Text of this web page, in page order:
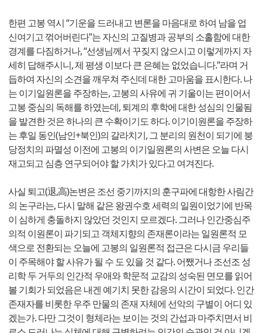
한편 고봉 역시 “기운을 드러내고 변론을 마음대로 하여 남을 업
신여기고 꺾어버린다”는 자신의 고질병과 공부의 소홀함에 대한
경계를 다짐하거나, “선생님께서 꾸짖지 않으시고 이렇게까지 자
세히 답해주시니, 제 평생 이보다 큰 은혜는 없었습니다.”라며 거
듭하여 자신의 소견을 깨우쳐 주신데 대한 고마움을 표시한다. 나
는 이기일원론을 주장하는, 고봉의 사유에 귀 기울이는 편이어서
고봉 중심의 독해를 하였는데, 퇴계의 후학에 대한 성심의 인물됨
을 발견한 것은 하나의 큰 수확이기도 하다. 이기이원론을 주장하
는 후일 동인(남인+북인)의 갈라치기, 그 분리의 원천이 되기에 붕
당정치의 파멸성 이전에 고봉의 이기일원론의 사변은 오늘 다시
재고되고 심층 연구되어야 할 가치가 있다고 여겨진다.
사실 퇴고(退,高)논변은 조선 중기까지의 훈구파에 대항한 사림간
의 논구라는, 다시 말해 같은 왕권수호 세력의 일원이었기에 반목
이 심하게 충돌하지 않았던 것인지 모르겠다. 그러나 인간중심주
의적 이원론이 파기되고 객체지향의 존재론이라는 일원론적 모
색으로 전환되는 오늘에 고봉의 일원론적 접근은 다시금 우리들
이 주목해야 할 사유가 될 수 도 있을 것 같다. 어쨌거나 조선조 성
리학 두 거두의 인간적 우애와 학문적 교감의 성숙된 면모를 읽어
볼 기회가 되었음은 내겐 예기치 못한 감응의 시간이 되었다. 인간
존재자를 비롯한 우주 만물의 존재 자체에 선악의 구별이 어디 있
겠는가. 다만 그것이 형체라는 보이는 것의 간섭과 마주치면서 비